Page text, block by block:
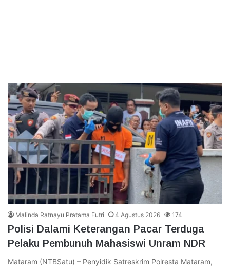
Malinda Ratnayu Pratama Futri 4 Agustus 2026 174
Polisi Dalami Keterangan Pacar Terduga
Pelaku Pembunuh Mahasiswi Unram NDR
Mataram (NTBSatu) – Penyidik Satreskrim Polresta Mataram,